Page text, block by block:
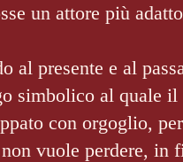
un attore più
al presente e al
simbolico al quale il
con orgoglio,
vuole perdere, in